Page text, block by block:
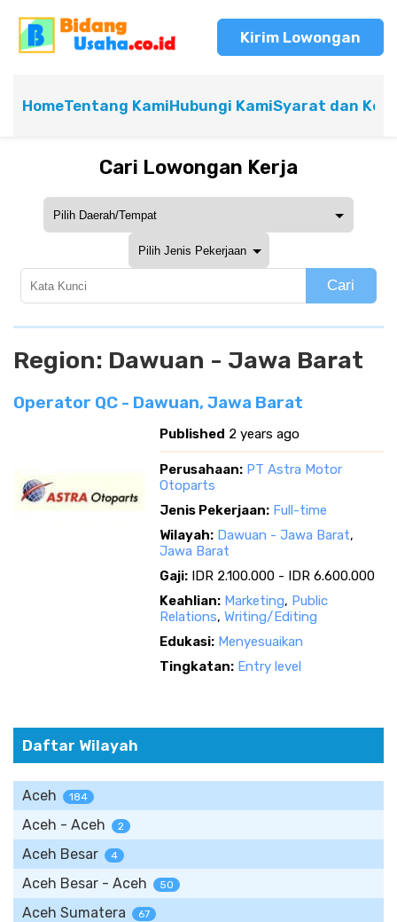
Kirim Lowongan
HomeTentang KamiHubungi KamiSyarat dan
Cari Lowongan Kerja
Cari
Region: Dawuan - Jawa Barat
Operator QC - Dawuan, Jawa Barat
Published 2 years ago
Perusahaan: PT Astra Motor
Otoparts
Jenis Pekerjaan: Full-time
Wilayah: Dawuan - Jawa Barat,
Jawa Barat
Gaji: IDR 2.100.000 - IDR 6.600.000
Keahlian: Marketing, Public
Relations, Writing/Editing
Edukasi: Menyesuaikan
Tingkatan: Entry level
Daftar Wilayah
Aceh 184
Aceh - Aceh 2
Aceh Besar 4
Aceh Besar - Aceh 50
Aceh Sumatera 67